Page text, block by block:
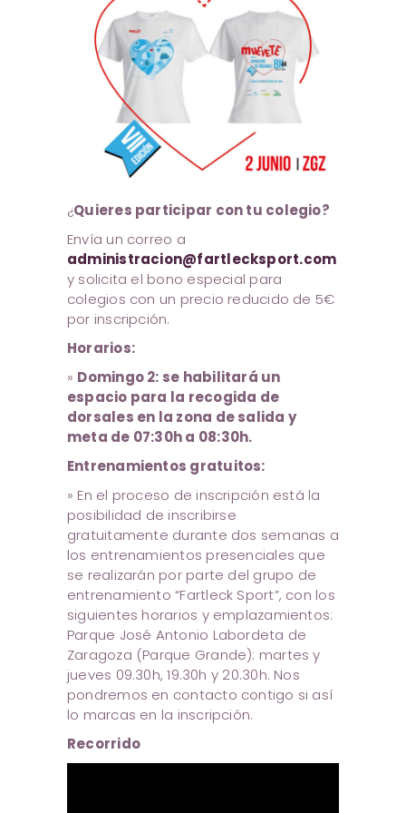
¿Quieres participar con tu colegio?
Envía un correo a
administracion@fartlecksport.com
y solicita el bono especial para
colegios con un precio reducido de 5€
por inscripción.
Horarios:
» Domingo 2: se habilitará un
espacio para la recogida de
dorsales en la zona de salida y
meta de 07:30h a 08:30h.
Entrenamientos gratuitos:
» En el proceso de inscripción está la
posibilidad de inscribirse
gratuitamente durante dos semanas a
los entrenamientos presenciales que
se realizarán por parte del grupo de
entrenamiento “Fartleck Sport”, con los
siguientes horarios y emplazamientos:
Parque José Antonio Labordeta de
Zaragoza (Parque Grande): martes y
jueves 09.30h, 19.30h y 20.30h. Nos
pondremos en contacto contigo si así
lo marcas en la inscripción.
Recorrido